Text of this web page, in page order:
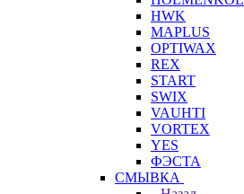
HWK
MAPLUS
OPTIWAX
REX
START
SWIX
VAUHTI
VORTEX
YES
ФЭСТА
СМЫВКА